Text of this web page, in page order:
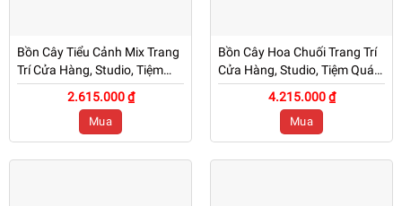
Bồn Cây Tiểu Cảnh Mix Trang
Trí Cửa Hàng, Studio, Tiệm
Quán, Văn Phòng, Nhà Cửa –
Cao 1M2 – Mã CG207
2.615.000 ₫
Mua
Bồn Cây Hoa Chuối Trang Trí
Cửa Hàng, Studio, Tiệm Quán,
Văn Phòng, Nhà Cửa – Cao
1M2 – Mã CG206
4.215.000 ₫
Mua